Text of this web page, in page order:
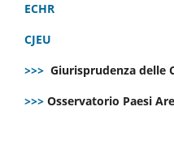
ECHR
CJEU
>>> Giurisprudenza delle
>>> Osservatorio Paesi